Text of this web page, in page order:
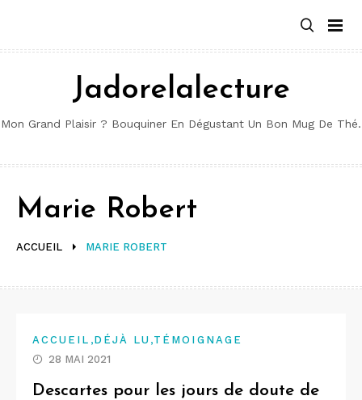
contenu
Jadorelalecture
Mon Grand Plaisir ? Bouquiner En Dégustant Un Bon Mug De Thé.
ACCUEIL MARIE ROBERT
Marie Robert
ACCUEIL ,DÉJÀ LU ,TÉMOIGNAGE
28 MAI 2021
Descartes pour les jours de doute de